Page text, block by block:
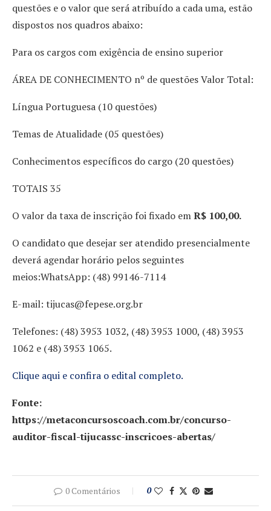
questões e o valor que será atribuído a cada uma, estão
dispostos nos quadros abaixo:
Para os cargos com exigência de ensino superior
ÁREA DE CONHECIMENTO nº de questões Valor Total:
Língua Portuguesa (10 questões)
Temas de Atualidade (05 questões)
Conhecimentos específicos do cargo (20 questões)
TOTAIS 35
O valor da taxa de inscrição foi fixado emR$ 100,00.
O candidato que desejar ser atendido presencialmente
deverá agendar horário pelos seguintes
meios:WhatsApp: (48) 99146-7114
E-mail: tijucas@fepese.org.br
Telefones: (48) 3953 1032, (48) 3953 1000, (48) 3953
1062 e (48) 3953 1065.
Clique aqui e confira o edital completo.
Fonte:
https://metaconcursoscoach.com.br/concurso-
auditor-fiscal-tijucassc-inscricoes-abertas/
0 Comentários 0